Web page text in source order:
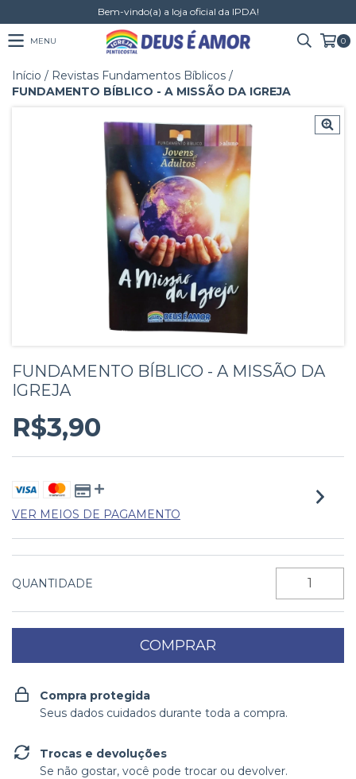
Bem-vindo(a) a loja oficial da IPDA!
MENU 0
Início / Revistas Fundamentos Bíblicos /
FUNDAMENTO BÍBLICO - A MISSÃO DA IGREJA
FUNDAMENTO BÍBLICO - A MISSÃO DA
IGREJA
R$3,90
VER MEIOS DE PAGAMENTO
QUANTIDADE
Compra protegida
Seus dados cuidados durante toda a compra.
Trocas e devoluções
Se não gostar, você pode trocar ou devolver.